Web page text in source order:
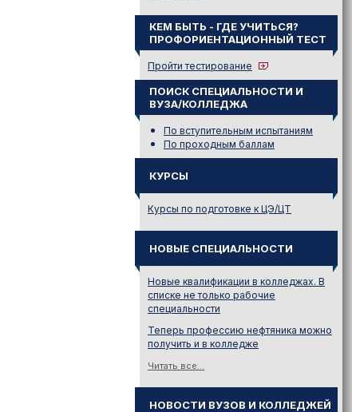
КЕМ БЫТЬ - ГДЕ УЧИТЬСЯ?
ПРОФОРИЕНТАЦИОННЫЙ ТЕСТ
Пройти тестирование
ПОИСК СПЕЦИАЛЬНОСТИ И
ВУЗА/КОЛЛЕДЖА
По вступительным испытаниям
По проходным баллам
КУРСЫ
Курсы по подготовке к ЦЭ/ЦТ
НОВЫЕ СПЕЦИАЛЬНОСТИ
Новые квалификации в колледжах. В
списке не только рабочие
специальности
Теперь профессию нефтяника можно
получить и в колледже
Читать все...
НОВОСТИ ВУЗОВ И КОЛЛЕДЖЕЙ